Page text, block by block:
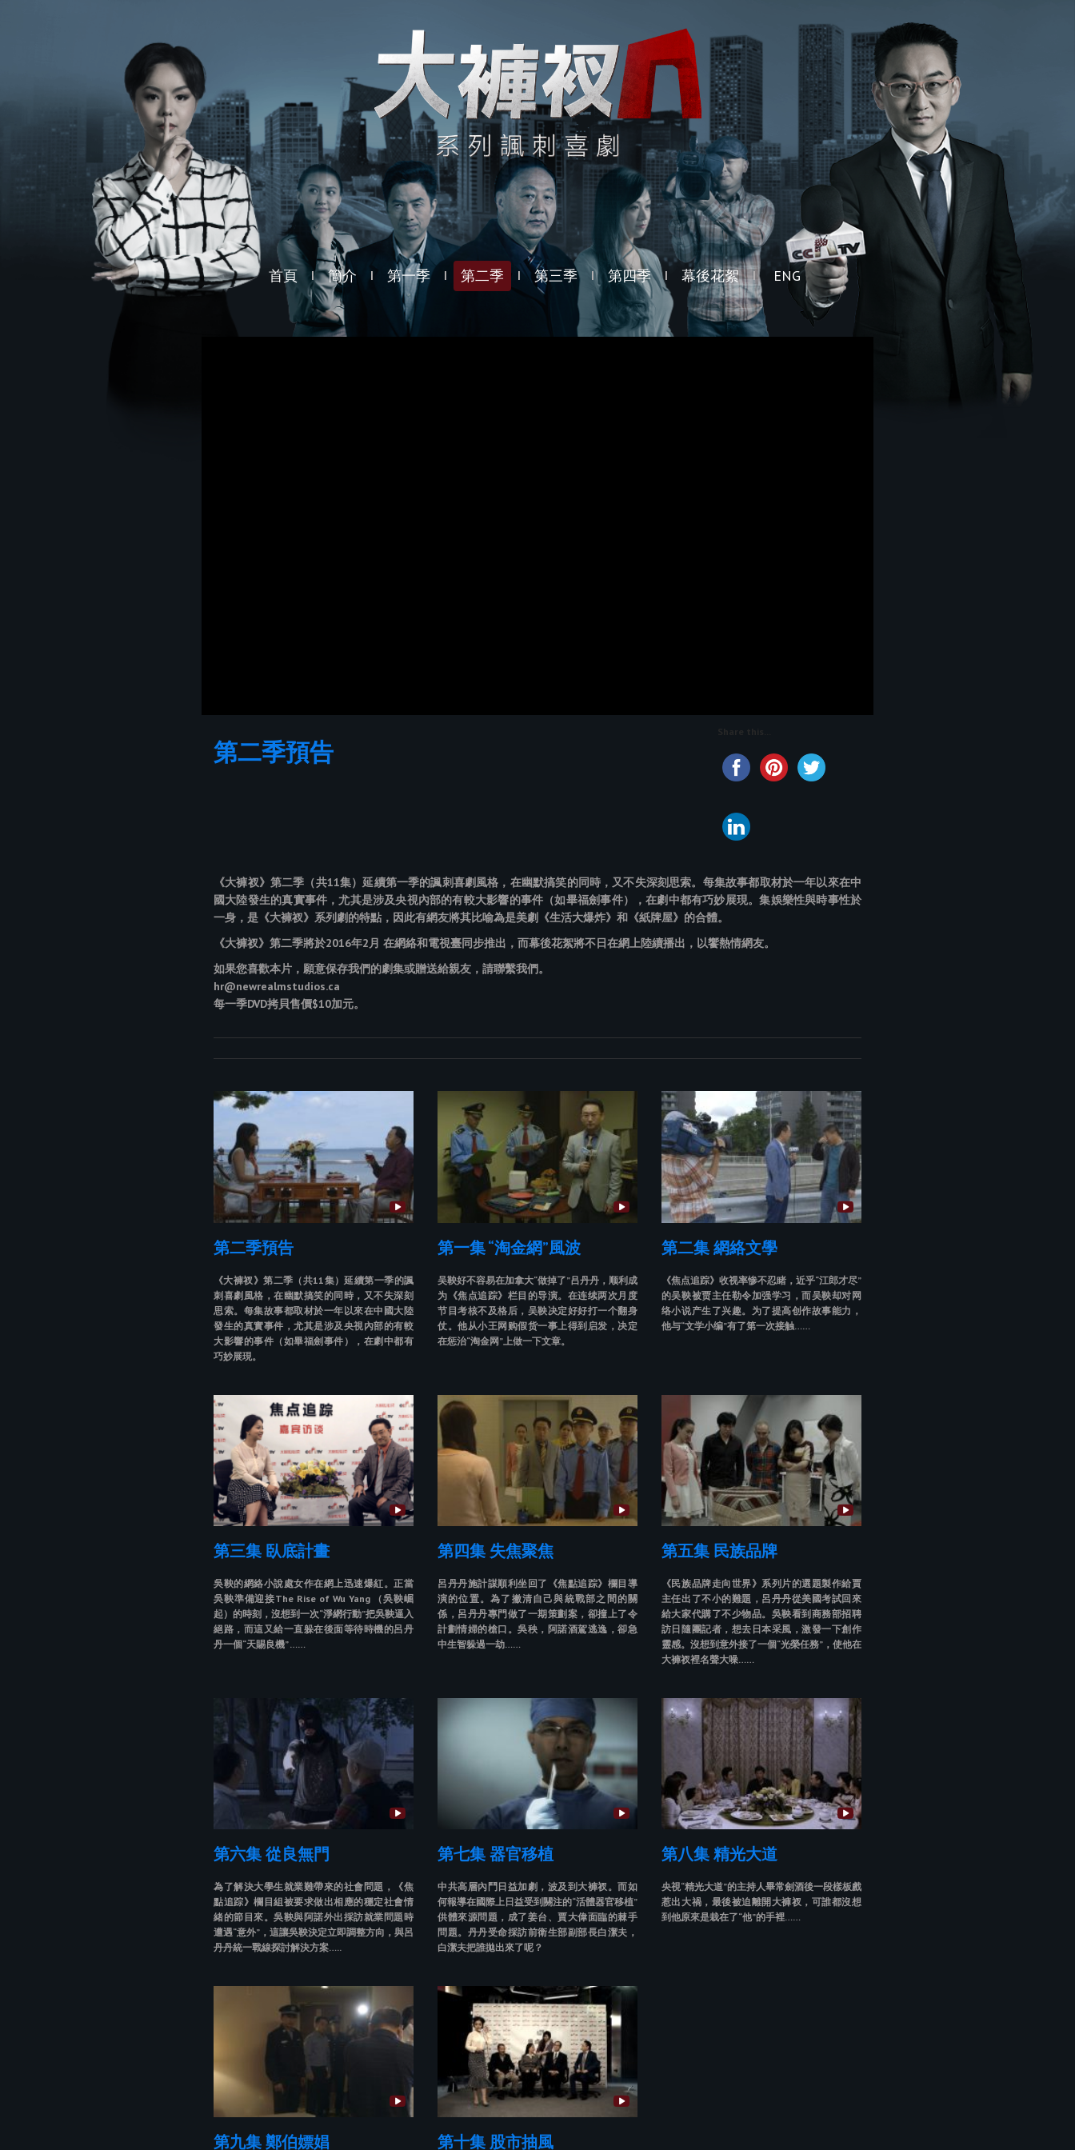
首頁 簡介 第一季 第二季 第三季 第四季 幕後花絮 ENG
第二季預告
《大褲衩》第二季（共11集）延續第一季的諷刺喜劇風格，在幽默搞笑的同時，又不失深刻思索。每集故事都取材於一年以來在中
國大陸發生的真實事件，尤其是涉及央視內部的有較大影響的事件（如畢福劍事件），在劇中都有巧妙展現。集娛樂性與時事性於
一身，是《大褲衩》系列劇的特點，因此有網友將其比喻為是美劇《生活大爆炸》和《紙牌屋》的合體。
《大褲衩》第二季將於2016年2月 在網絡和電視臺同步推出，而幕後花絮將不日在網上陸續播出，以饗熱情網友。
如果您喜歡本片，願意保存我們的劇集或贈送給親友，請聯繫我們。
hr@newrealmstudios.ca
每一季DVD拷貝售價$10加元。
第二季預告
《大褲衩》第二季（共11集）延續第一季的諷
刺喜劇風格，在幽默搞笑的同時，又不失深刻
思索。每集故事都取材於一年以來在中國大陸
發生的真實事件，尤其是涉及央視內部的有較
大影響的事件（如畢福劍事件），在劇中都有
巧妙展現。
第一集 “淘金網”風波
吴鞅好不容易在加拿大“做掉了”吕丹丹，顺利成
为《焦点追踪》栏目的导演。在连续两次月度
节目考核不及格后，吴鞅决定好好打一个翻身
仗。他从小王网购假货一事上得到启发，决定
在惩治“淘金网”上做一下文章。
第二集 網絡文學
《焦点追踪》收视率惨不忍睹，近乎“江郎才尽”
的吴鞅被贾主任勒令加强学习，而吴鞅却对网
络小说产生了兴趣。为了提高创作故事能力，
他与“文学小编”有了第一次接触……
第三集 臥底計畫
吳鞅的網絡小說處女作在網上迅速爆紅。正當
吳鞅準備迎接The Rise of Wu Yang （吳鞅崛
起）的時刻，沒想到一次“淨網行動”把吳鞅逼入
絕路，而這又給一直躲在後面等待時機的呂丹
丹一個“天賜良機” ……
第四集 失焦聚焦
呂丹丹施計謀順利坐回了《焦點追踪》欄目導
演的位置。為了撇清自己與統戰部之間的關
係，呂丹丹專門做了一期策劃案，卻撞上了令
計劃情婦的槍口。吳秧，阿諾酒駕逃逸，卻急
中生智躲過一劫……
第五集 民族品牌
《民族品牌走向世界》系列片的選題製作給賈
主任出了不小的難題，呂丹丹從美國考試回來
給大家代購了不少物品。吳鞅看到商務部招聘
訪日隨團記者，想去日本采風，激發一下創作
靈感。沒想到意外接了一個“光榮任務”，使他在
大褲衩裡名聲大噪……
第六集 從良無門
為了解決大學生就業難帶來的社會問題，《焦
點追踪》欄目組被要求做出相應的穩定社會情
緒的節目來。吳鞅與阿諾外出採訪就業問題時
遭遇“意外”，這讓吳鞅決定立即調整方向，與呂
丹丹統一戰線探討解決方案…..
第七集 器官移植
中共高層內鬥日益加劇，波及到大褲衩。而如
何報導在國際上日益受到關注的“活體器官移植”
供體來源問題，成了姜台、賈大偉面臨的棘手
問題。丹丹受命採訪前衛生部副部長白潔夫，
白潔夫把誰拋出來了呢？
第八集 精光大道
央視“精光大道”的主持人畢常劍酒後一段樣板戲
惹出大禍，最後被迫離開大褲衩，可誰都沒想
到他原來是栽在了“他”的手裡……
第九集 鄭伯嫖娼 第十集 股市抽風